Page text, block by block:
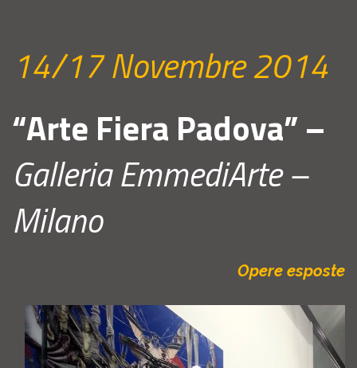
14/17 Novembre 2014
“Arte Fiera Padova” –
Galleria EmmediArte –
Milano
Opere esposte